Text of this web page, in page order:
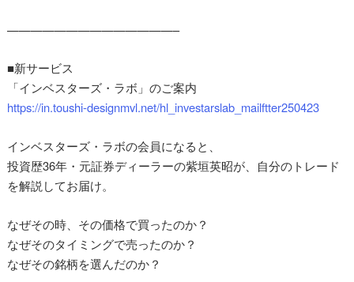
——————————————–
■新サービス
「インベスターズ・ラボ」のご案内
https://in.toushi-designmvl.net/hl_investarslab_mailftter250423
インベスターズ・ラボの会員になると、
投資歴36年・元証券ディーラーの紫垣英昭が、自分のトレード
を解説してお届け。
なぜその時、その価格で買ったのか？
なぜそのタイミングで売ったのか？
なぜその銘柄を選んだのか？